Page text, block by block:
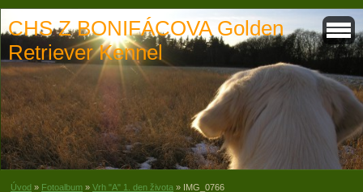
CHS Z BONIFÁCOVA Golden
Retriever Kennel
Úvod » Fotoalbum » Vrh "A" 1. den života » IMG_0766